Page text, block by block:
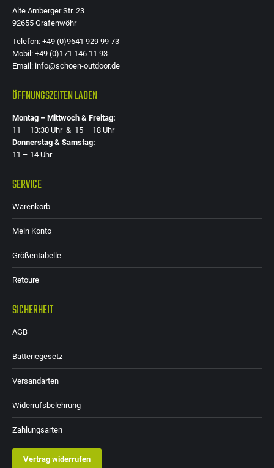
Alte Amberger Str. 23
92655 Grafenwöhr
Telefon: +49 (0)9641 929 99 73
Mobil: +49 (0)171 146 11 93
Email: info@schoen-outdoor.de
ÖFFNUNGSZEITEN LADEN
Montag – Mittwoch & Freitag:
11 – 13:30 Uhr & 15 – 18 Uhr
Donnerstag & Samstag:
11 – 14 Uhr
SERVICE
Warenkorb
Mein Konto
Größentabelle
Retoure
SICHERHEIT
AGB
Batteriegesetz
Versandarten
Widerrufsbelehrung
Zahlungsarten
Vertrag widerrufen